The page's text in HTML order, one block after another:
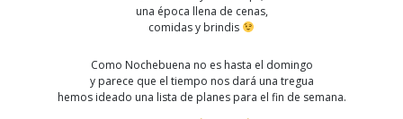
una época llena de cenas,
comidas y brindis
Como Nochebuena no es hasta el domingo
y parece que el tiempo nos dará una tregua
hemos ideado una lista de planes para el fin de semana.